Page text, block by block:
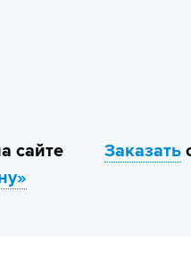
сайте
Заказать